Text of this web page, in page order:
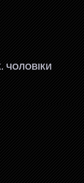
ЧОЛОВІКИ